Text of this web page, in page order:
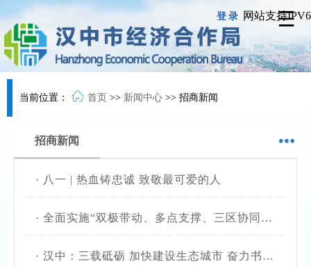
登录 网站支持IPV6
当前位置： 首页 >> 新闻中心 >> 招商新闻
招商新闻
· 八一 | 热血铸忠诚 致敬最可爱的人
· 全面实施“双极带动、多点支撑、三区协同”区域发展战略 在新征程上奋力谱写中国式现代化建设的陕西新篇章
· 汉中：三载砥砺 加快建设生态城市 奋力书写高质量发展新答卷